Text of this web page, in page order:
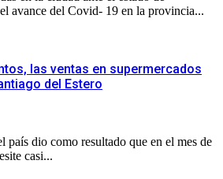
avance del Covid- 19 en la provincia...
las ventas en supermercados
del Estero
país dio como resultado que en el mes de
casi...